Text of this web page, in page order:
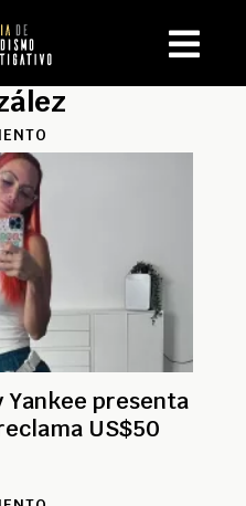
Yankee presenta
US$50